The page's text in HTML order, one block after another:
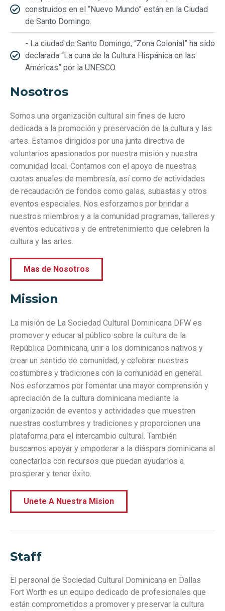
construidos en el “Nuevo Mundo” están en la Ciudad
de Santo Domingo.
- La ciudad de Santo Domingo, “Zona Colonial” ha sido
declarada “La cuna de la Cultura Hispánica en las
Américas” por la UNESCO.
Nosotros
Somos una organización cultural sin fines de lucro
dedicada a la promoción y preservación de la cultura y las
artes. Estamos dirigidos por una junta directiva de
voluntarios apasionados por nuestra misión y nuestra
comunidad local. Contamos con el apoyo de nuestras
cuotas anuales de membresía, así como de actividades
de recaudación de fondos como galas, subastas y otros
eventos especiales. Nos esforzamos por brindar a
nuestros miembros y a la comunidad programas, talleres y
eventos educativos y de entretenimiento que celebren la
cultura y las artes.
Mas de Nosotros
Mission
La misión de La Sociedad Cultural Dominicana DFW es
promover y educar al público sobre la cultura de la
República Dominicana, unir a los dominicanos nativos y
crear un sentido de comunidad, y celebrar nuestras
costumbres y tradiciones con la comunidad en general.
Nos esforzamos por fomentar una mayor comprensión y
apreciación de la cultura dominicana mediante la
organización de eventos y actividades que muestren
nuestras costumbres y tradiciones y proporcionen una
plataforma para el intercambio cultural. También
buscamos apoyar y empoderar a la diáspora dominicana al
conectarlos con recursos que puedan ayudarlos a
prosperar y tener éxito.
Unete A Nuestra Mision
Staff
El personal de Sociedad Cultural Dominicana en Dallas
Fort Worth es un equipo dedicado de profesionales que
están comprometidos a promover y preservar la cultura